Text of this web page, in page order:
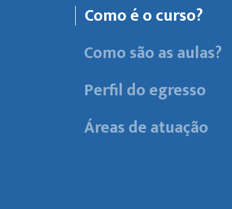
Como é o curso?
Como são as aulas?
Perfil do egresso
Áreas de atuação